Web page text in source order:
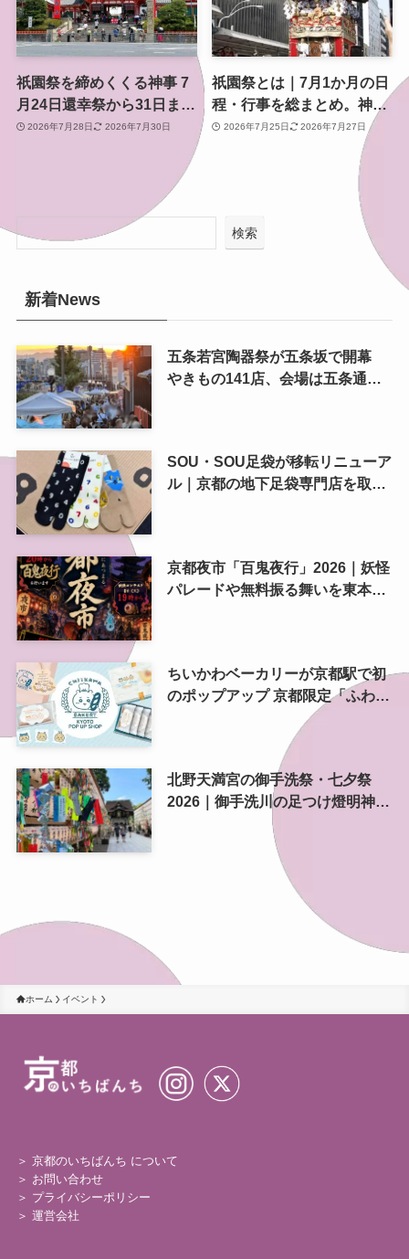
祇園祭を締めくくる神事 7
月24日還幸祭から31日まで
のスケジュールと見どころ
2026年7月28日 2026年7月30日
祇園祭とは｜7月1か月の日
程・行事を総まとめ。神幸
祭・山鉾巡行・還幸祭まで
2026年7月25日 2026年7月27日
検索
新着News
五条若宮陶器祭が五条坂で開幕
やきもの141店、会場は五条通の
SOU・SOU足袋が移転リニューア
ル｜京都の地下足袋専門店を取
京都夜市「百鬼夜行」2026｜妖怪
パレードや無料振る舞いを東本願
ちいかわベーカリーが京都駅で初
のポップアップ 京都限定「ふわふ
わおたべキャラメル」も、8月13
北野天満宮の御手洗祭・七夕祭
2026｜御手洗川の足つけ燈明神事
ホーム イベント
＞ 京都のいちばんち について
＞ お問い合わせ
＞ プライバシーポリシー
＞ 運営会社